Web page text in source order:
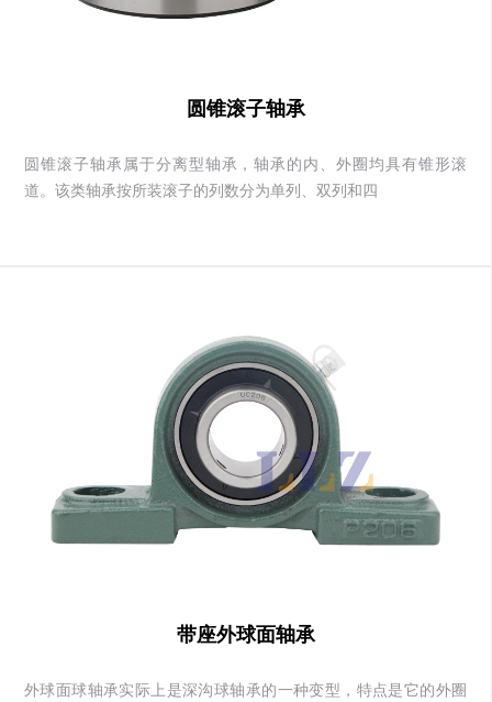
圆锥滚子轴承
圆锥滚子轴承属于分离型轴承，轴承的内、外圈均具有锥形滚
道。该类轴承按所装滚子的列数分为单列、双列和四
带座外球面轴承
外球面球轴承实际上是深沟球轴承的一种变型，特点是它的外圈